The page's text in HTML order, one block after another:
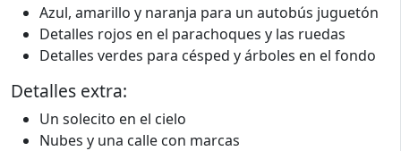
Azul, amarillo y naranja para un autobús juguetón
Detalles rojos en el parachoques y las ruedas
Detalles verdes para césped y árboles en el fondo
Detalles extra:
Un solecito en el cielo
Nubes y una calle con marcas